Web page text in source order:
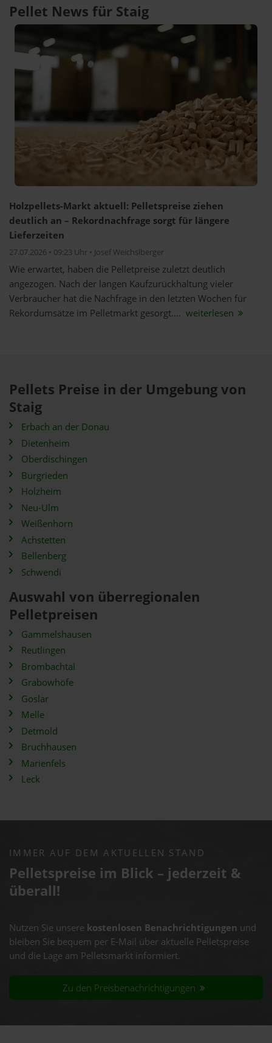
Pellet News für Staig
Holzpellets-Markt aktuell: Pelletspreise ziehen
deutlich an – Rekordnachfrage sorgt für längere
Lieferzeiten
27.07.2026 • 09:23 Uhr • Josef Weichslberger
Wie erwartet, haben die Pelletpreise zuletzt deutlich
angezogen. Nach der langen Kaufzurückhaltung vieler
Verbraucher hat die Nachfrage in den letzten Wochen für
Rekordumsätze im Pelletmarkt gesorgt.... weiterlesen
Pellets Preise in der Umgebung von
Staig
Erbach an der Donau
Dietenheim
Oberdischingen
Burgrieden
Holzheim
Neu-Ulm
Weißenhorn
Achstetten
Bellenberg
Schwendi
Auswahl von überregionalen
Pelletpreisen
Gammelshausen
Reutlingen
Brombachtal
Grabowhöfe
Goslar
Melle
Detmold
Bruchhausen
Marienfels
Leck
IMMER AUF DEM AKTUELLEN STAND
Pelletspreise im Blick – jederzeit &
überall!
Nutzen Sie unsere kostenlosen Benachrichtigungen und
bleiben Sie bequem per E-Mail über aktuelle Pelletspreise
und die Lage am Pelletsmarkt informiert.
Zu den Preisbenachrichtigungen